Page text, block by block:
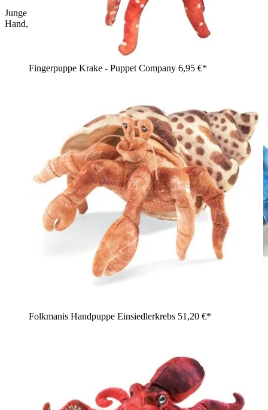
Junge hält die The Puppet Company Handpuppe Krake auf der
Hand, Anwendungsbeispiel
Fingerpuppe Krake - Puppet Company 6,95 €*
Folkmanis Handpuppe Einsiedlerkrebs 51,20 €*